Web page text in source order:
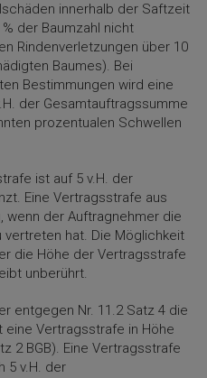
innerhalb der Saftzeit
der Baumzahl nicht
Rindenverletzungen über 10
Baumes). Bei
Bestimmungen wird eine
der Gesamtauftragssumme
prozentualen Schwellen
ist auf 5 v.H. der
Eine Vertragsstrafe aus
wenn der Auftragnehmer die
hat. Die Möglichkeit
die Höhe der Vertragsstrafe
unberührt.
entgegen Nr. 11.2 Satz 4 die
Vertragsstrafe in Höhe
2 BGB). Eine Vertragsstrafe
5 v.H. der